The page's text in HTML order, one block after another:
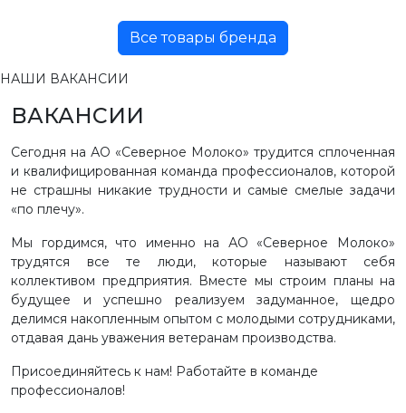
Все товары бренда
НАШИ ВАКАНСИИ
ВАКАНСИИ
Сегодня на АО «Северное Молоко» трудится сплоченная
и квалифицированная команда профессионалов, которой
не страшны никакие трудности и самые смелые задачи
«по плечу».
Мы гордимся, что именно на АО «Северное Молоко»
трудятся все те люди, которые называют себя
коллективом предприятия. Вместе мы строим планы на
будущее и успешно реализуем задуманное, щедро
делимся накопленным опытом с молодыми сотрудниками,
отдавая дань уважения ветеранам производства.
Присоединяйтесь к нам! Работайте в команде
профессионалов!